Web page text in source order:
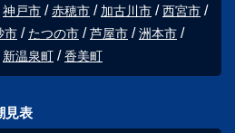
神戸市 赤穂市 加古川市
西宮市
市 たつの市 芦屋市
洲本市
新温泉町 香美町
見表